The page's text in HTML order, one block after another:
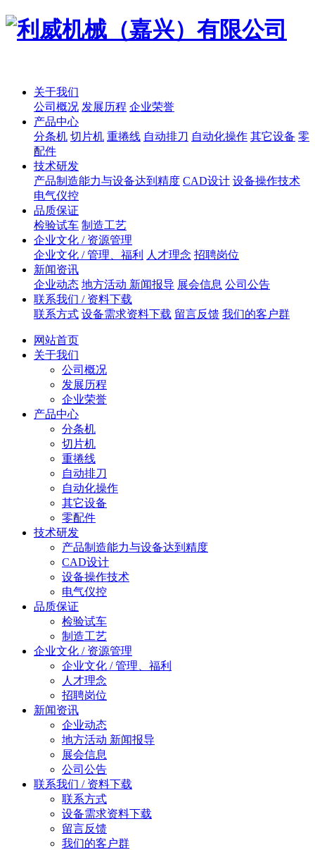
关于我们
公司概况 发展历程 企业荣誉
产品中心
分条机 切片机 重捲线 自动排刀 自动化操作 其它设备 零
配件
技术研发
产品制造能力与设备达到精度 CAD设计 设备操作技术
电气仪控
品质保证
检验试车 制造工艺
企业文化 / 资源管理
企业文化 / 管理、福利
人才理念 招聘岗位
新闻资讯
企业动态 地方活动 新闻报导 展会信息 公司公告
联系我们 / 资料下载
联系方式 设备需求资料下载 留言反馈 我们的客户群
网站首页
关于我们
公司概况
发展历程
企业荣誉
产品中心
分条机
切片机
重捲线
自动排刀
自动化操作
其它设备
零配件
技术研发
产品制造能力与设备达到精度
CAD设计
设备操作技术
电气仪控
品质保证
检验试车
制造工艺
企业文化 / 资源管理
企业文化 / 管理、福利
人才理念
招聘岗位
新闻资讯
企业动态
地方活动 新闻报导
展会信息
公司公告
联系我们 / 资料下载
联系方式
设备需求资料下载
留言反馈
我们的客户群